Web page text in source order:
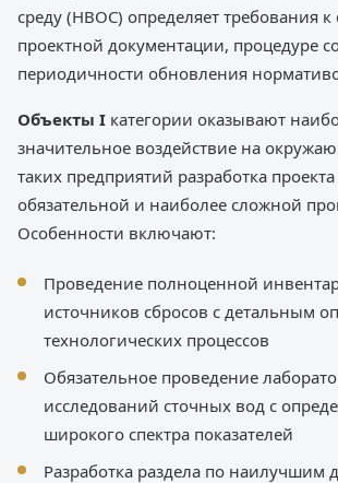
среду (НВОС) определяет требования к
проектной документации, процедуре
периодичности обновления
Объекты I категории оказывают
значительное воздействие на
таких предприятий разработка
обязательной и наиболее сложной
Особенности включают:
Проведение полноценной
источников сбросов с детальным
технологических процессов
Обязательное проведение
исследований сточных вод с
широкого спектра показателей
Разработка раздела по наилучшим